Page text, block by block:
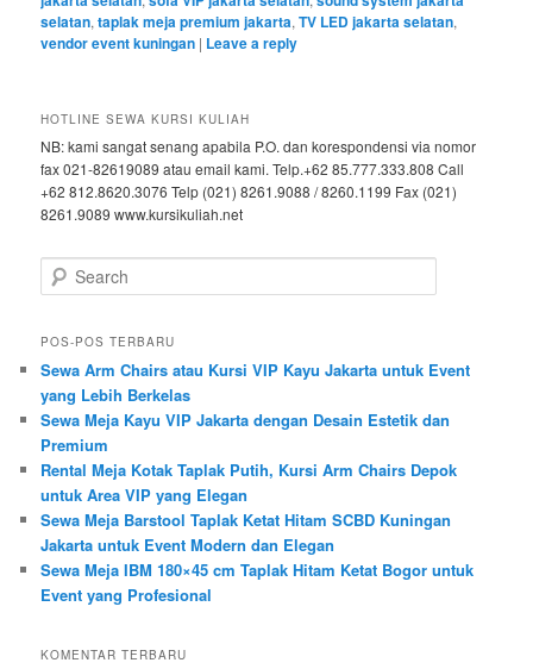
selatan,taplak meja premium jakarta,TV LED jakarta selatan,
vendor event kuningan | Leave a reply
HOTLINE SEWA KURSI KULIAH
NB: kami sangat senang apabila P.O. dan korespondensi via nomor
fax 021-82619089 atau email kami. Telp.+62 85.777.333.808 Call
+62 812.8620.3076 Telp (021) 8261.9088 / 8260.1199 Fax (021)
8261.9089 www.kursikuliah.net
Search
POS-POS TERBARU
Sewa Arm Chairs atau Kursi VIP Kayu Jakarta untuk Event
yang Lebih Berkelas
Sewa Meja Kayu VIP Jakarta dengan Desain Estetik dan
Premium
Rental Meja Kotak Taplak Putih, Kursi Arm Chairs Depok
untuk Area VIP yang Elegan
Sewa Meja Barstool Taplak Ketat Hitam SCBD Kuningan
Jakarta untuk Event Modern dan Elegan
Sewa Meja IBM 180×45 cm Taplak Hitam Ketat Bogor untuk
Event yang Profesional
KOMENTAR TERBARU